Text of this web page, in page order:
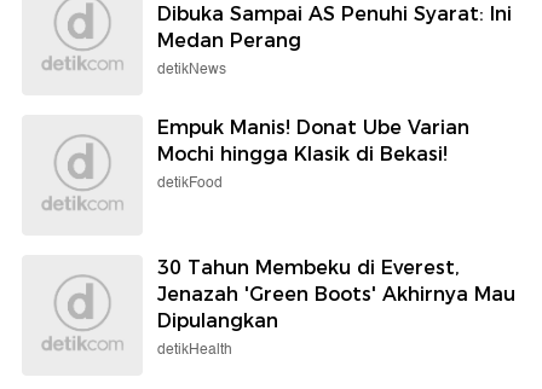
Dibuka Sampai AS Penuhi Syarat: Ini
Medan Perang
detikNews
Empuk Manis! Donat Ube Varian
Mochi hingga Klasik di Bekasi!
detikFood
30 Tahun Membeku di Everest,
Jenazah 'Green Boots' Akhirnya Mau
Dipulangkan
detikHealth